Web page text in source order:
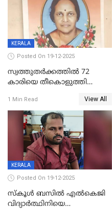
KERALA
Posted On 19-12-2025
സ്വത്തുതര്‍ക്കത്തില്‍ 72
കാരിയെ തീകൊളുത്തി
ക്രൂരകൊലപാതകത്തില്‍
സഹോദരിപുത്രന് ജീവപര്യന്തം
1 Min Read View All
KERALA
Posted On 19-12-2025
സ്കൂൾ ബസിൽ എൽകെജി
വിദ്യാര്‍ത്ഥിനിയെ